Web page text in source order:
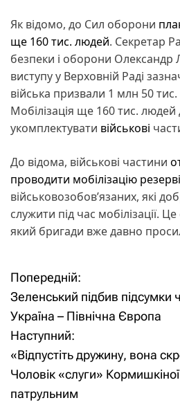
Як відомо, до Сил оборони
ще 160 тис. людей. Секретар
безпеки і оборони Олександр
виступу у Верховній Раді
війська призвали 1 млн 50
Мобілізація ще 160 тис.
укомплектувати військові
До відома, військові частини
проводити мобілізацію
військовозобов’язаних, які
служити під час мобілізації.
який бригади вже давно
Н
а
в
і
г
Попередній:
Зеленський підбив підсумки
Україна – Північна Європа
Наступний:
«Відпустіть дружину, вона
Чоловік «слуги»
патрульним